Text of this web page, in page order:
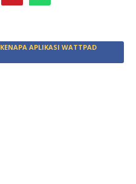
APLIKASI WATTPAD